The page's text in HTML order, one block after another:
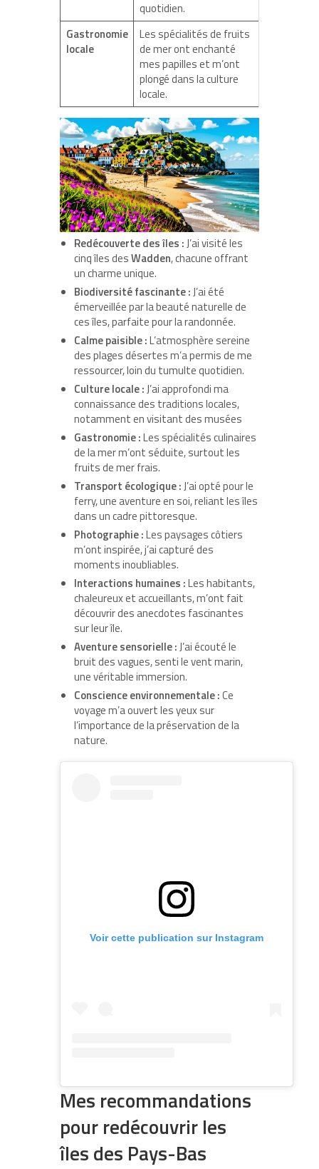
quotidien.
Gastronomie
locale
Les spécialités de fruits
de mer ont enchanté
mes papilles et m’ont
plongé dans la culture
locale.
Redécouverte des îles :J’ai visité les
cinq îles desWadden, chacune offrant
un charme unique.
Biodiversité fascinante :J’ai été
émerveillée par la beauté naturelle de
ces îles, parfaite pour la randonnée.
Calme paisible :L’atmosphère sereine
des plages désertes m’a permis de me
ressourcer, loin du tumulte quotidien.
Culture locale :J’ai approfondi ma
connaissance des traditions locales,
notamment en visitant des musées
Gastronomie :Les spécialités culinaires
de la mer m’ont séduite, surtout les
fruits de mer frais.
Transport écologique :J’ai opté pour le
ferry, une aventure en soi, reliant les îles
dans un cadre pittoresque.
Photographie :Les paysages côtiers
m’ont inspirée, j’ai capturé des
moments inoubliables.
Interactions humaines :Les habitants,
chaleureux et accueillants, m’ont fait
découvrir des anecdotes fascinantes
sur leur île.
Aventure sensorielle :J’ai écouté le
bruit des vagues, senti le vent marin,
une véritable immersion.
Conscience environnementale :Ce
voyage m’a ouvert les yeux sur
l’importance de la préservation de la
nature.
Voir cette publication sur Instagram
Mes recommandations
pour redécouvrir les
îles des Pays-Bas